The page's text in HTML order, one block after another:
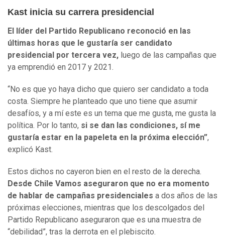
Kast inicia su carrera presidencial
El líder del Partido Republicano reconoció en las
últimas horas que le gustaría ser candidato
presidencial por tercera vez, luego de las campañas que
ya emprendió en 2017 y 2021.
“No es que yo haya dicho que quiero ser candidato a toda
costa. Siempre he planteado que uno tiene que asumir
desafíos, y a mí este es un tema que me gusta, me gusta la
política. Por lo tanto, si se dan las condiciones, sí me
gustaría estar en la papeleta en la próxima elección”,
explicó Kast.
Estos dichos no cayeron bien en el resto de la derecha.
Desde Chile Vamos aseguraron que no era momento
de hablar de campañas presidenciales a dos años de las
próximas elecciones, mientras que los descolgados del
Partido Republicano aseguraron que es una muestra de
“debilidad”, tras la derrota en el plebiscito.